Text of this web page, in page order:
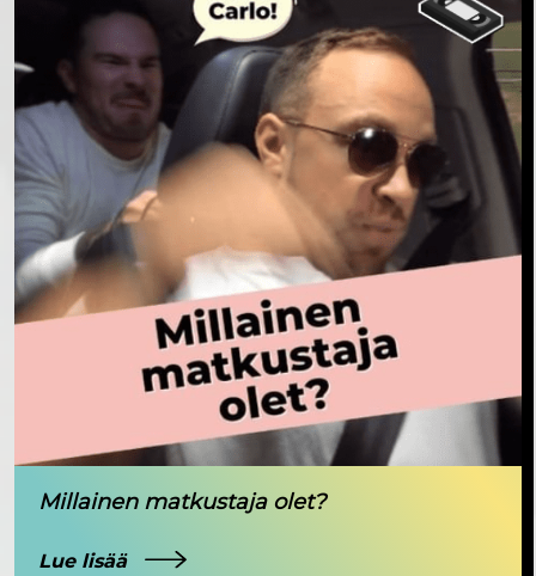
Millainen matkustaja olet?
Lue lisää